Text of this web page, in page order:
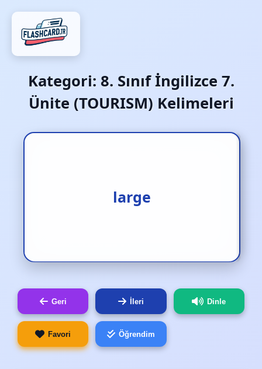
Kategori: 8. Sınıf İngilizce 7.
Ünite (TOURISM) Kelimeleri
large
geniş
Geri İleri Dinle
Favori Öğrendim